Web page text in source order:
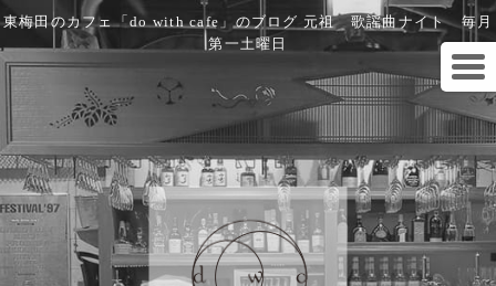
東梅田のカフェ「do with cafe」のブログ 元祖 歌謡曲ナイト 毎月
第一土曜日